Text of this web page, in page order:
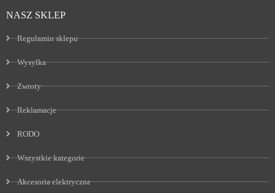
NASZ SKLEP
Regulamin sklepu
Wysyłka
Zwroty
Reklamacje
RODO
Wszystkie kategorie
Akcesoria elektryczne